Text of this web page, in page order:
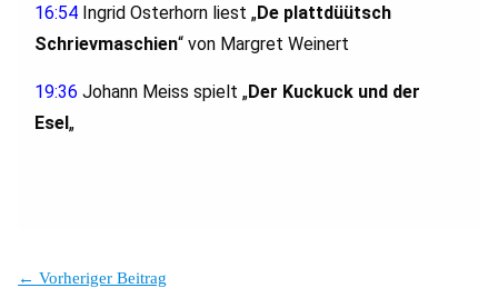
16:54 Ingrid Osterhorn liest „De plattdüütsch
Schrievmaschien“von Margret Weinert
19:36 Johann Meiss spielt „Der Kuckuck und der
Esel„
← Vorheriger Beitrag